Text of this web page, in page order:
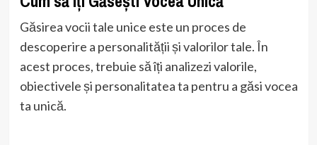
Găsirea vocii tale unice este un proces de
descoperire a personalității și valorilor tale. În
acest proces, trebuie să îți analizezi valorile,
obiectivele și personalitatea ta pentru a găsi vocea
ta unică.